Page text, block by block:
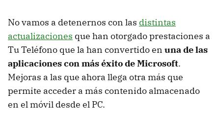
No vamos a detenernos con las distintas
actualizaciones que han otorgado prestaciones a
Tu Teléfono que la han convertido en una de las
aplicaciones con más éxito de Microsoft.
Mejoras a las que ahora llega otra más que
permite acceder a más contenido almacenado
en el móvil desde el PC.